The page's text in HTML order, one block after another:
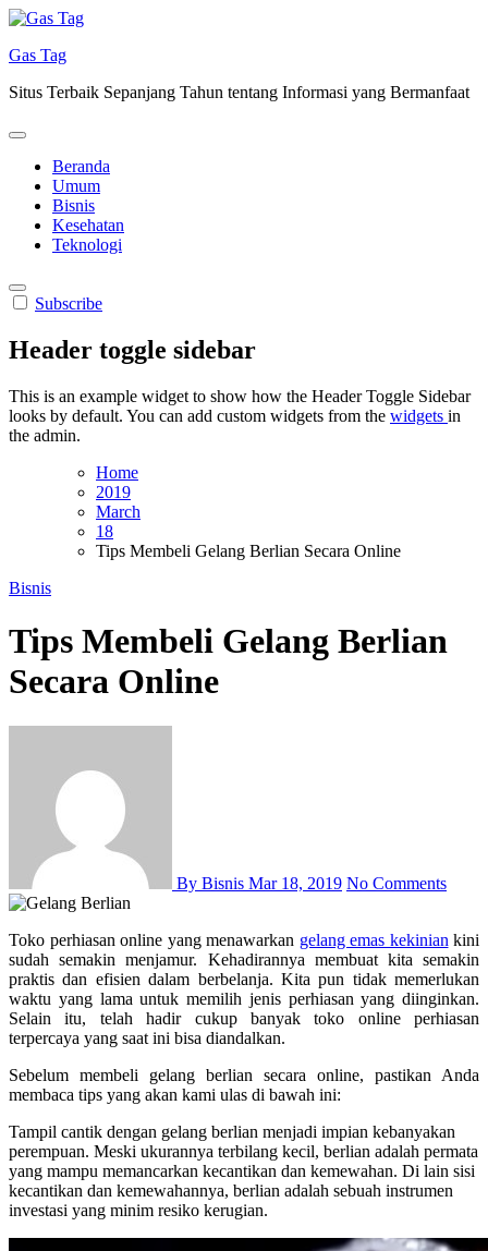
Skip
content
Gas Tag
Situs Terbaik Sepanjang Tahun tentang Informasi yang Bermanfaat
Beranda
Umum
Bisnis
Kesehatan
Teknologi
Subscribe
Header toggle sidebar
This is an example widget to show how the Header Toggle Sidebar
looks by default. You can add custom widgets from the widgets in
the admin.
Home
2019
March
18
Tips Membeli Gelang Berlian Secara Online
Bisnis
Tips Membeli Gelang Berlian
Secara Online
By Bisnis Mar 18, 2019 No Comments
Toko perhiasan online yang menawarkan gelang emas kekinian kini
sudah semakin menjamur. Kehadirannya membuat kita semakin
praktis dan efisien dalam berbelanja. Kita pun tidak memerlukan
waktu yang lama untuk memilih jenis perhiasan yang diinginkan.
Selain itu, telah hadir cukup banyak toko online perhiasan
terpercaya yang saat ini bisa diandalkan.
Sebelum membeli gelang berlian secara online, pastikan Anda
membaca tips yang akan kami ulas di bawah ini:
Tampil cantik dengan gelang berlian menjadi impian kebanyakan
perempuan. Meski ukurannya terbilang kecil, berlian adalah permata
yang mampu memancarkan kecantikan dan kemewahan. Di lain sisi
kecantikan dan kemewahannya, berlian adalah sebuah instrumen
investasi yang minim resiko kerugian.